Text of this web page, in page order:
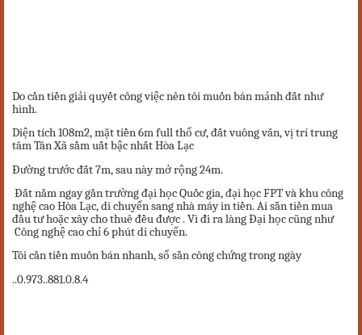
Do cần tiền giải quyết công việc nên tôi muốn bán mảnh đất như
hình.
Diện tích 108m2, mặt tiền 6m full thổ cư, đất vuông vắn, vị trí trung
tâm Tân Xã sầm uất bậc nhất Hòa Lạc
Đường trước đất 7m, sau này mở rộng 24m.
Đất nằm ngay gần trường đại học Quốc gia, đại học FPT và khu công
nghệ cao Hòa Lạc, di chuyển sang nhà máy in tiền. Ai sẵn tiền mua
đầu tư hoặc xây cho thuê đều được . Vì đi ra làng Đại học cũng như
Công nghệ cao chỉ 6 phút di chuyển.
Tôi cần tiền muốn bán nhanh, sổ sẵn công chứng trong ngày
..0.973..881.0.8.4